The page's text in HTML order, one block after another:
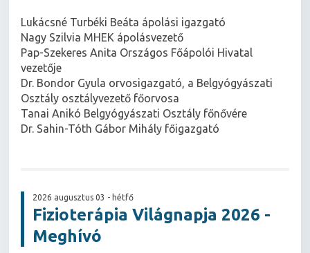
Lukácsné Turbéki Beáta ápolási igazgató
Nagy Szilvia MHEK ápolásvezető
Pap-Szekeres Anita Országos Főápolói Hivatal
vezetője
Dr. Bondor Gyula orvosigazgató, a Belgyógyászati
Osztály osztályvezető főorvosa
Tanai Anikó Belgyógyászati Osztály főnővére
Dr. Sahin-Tóth Gábor Mihály főigazgató
2026 augusztus 03 - hétfő
Fizioterápia Világnapja 2026 -
Meghívó